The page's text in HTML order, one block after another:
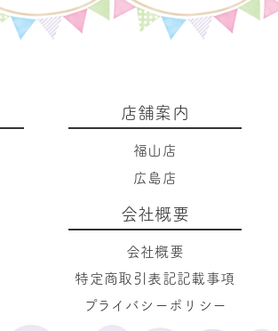
店舗案内
福山店
広島店
会社概要
会社概要
特定商取引表記記載事項
プライバシーポリシー